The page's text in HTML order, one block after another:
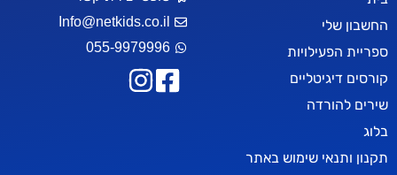
שימוש באתר
Info@netkids.co.il
055-9979996